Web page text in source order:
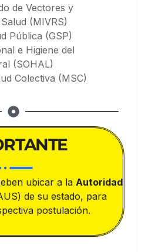
de Vectores y
(MIVRS)
Pública (GSP)
e Higiene del
(SOHAL)
Colectiva (MSC)
ubicar a la Autoridad
de su estado, para
postulación.